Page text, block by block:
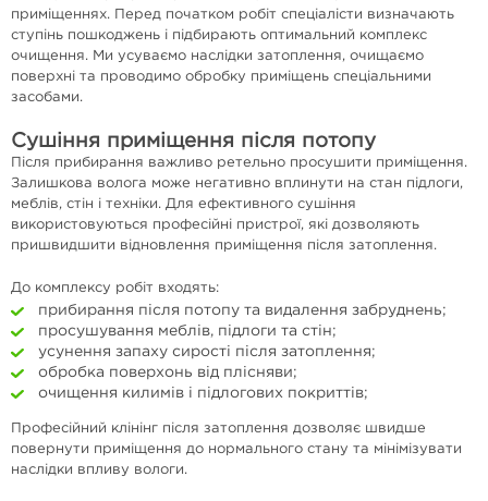
приміщеннях. Перед початком робіт спеціалісти визначають
ступінь пошкоджень і підбирають оптимальний комплекс
очищення. Ми усуваємо наслідки затоплення, очищаємо
поверхні та проводимо обробку приміщень спеціальними
засобами.
Сушіння приміщення після потопу
Після прибирання важливо ретельно просушити приміщення.
Залишкова волога може негативно вплинути на стан підлоги,
меблів, стін і техніки. Для ефективного сушіння
використовуються професійні пристрої, які дозволяють
пришвидшити відновлення приміщення після затоплення.
До комплексу робіт входять:
прибирання після потопу та видалення забруднень;
просушування меблів, підлоги та стін;
усунення запаху сирості після затоплення;
обробка поверхонь від плісняви;
очищення килимів і підлогових покриттів;
Професійний клінінг після затоплення дозволяє швидше
повернути приміщення до нормального стану та мінімізувати
наслідки впливу вологи.